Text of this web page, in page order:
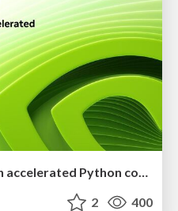
Getting science done with accelerated Python computing platforms
2 400